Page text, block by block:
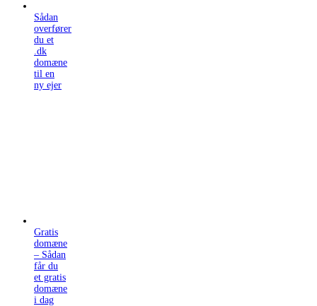
Sådan
overfører
du et
.dk
domæne
til en
ny ejer
Gratis
domæne
– Sådan
får du
et gratis
domæne
i dag